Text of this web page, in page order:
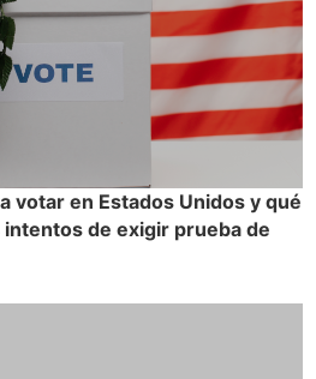
votar en Estados Unidos y qué
de exigir prueba de